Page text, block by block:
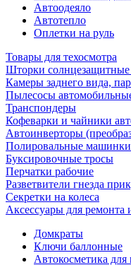
Автоодеяло
Автотепло
Оплетки на руль
Товары для техосмотра
Шторки
Камеры заднего вида,
Пылесосы
Транспондеры
Кофеварки и чайники
Автоинверторы
Полировальные машинки
Буксировочные тросы
Перчатки рабочие
Разветвители гнезда
Секретки на колеса
Аксессуары для
Домкраты
Ключи баллонные
Автокосметика